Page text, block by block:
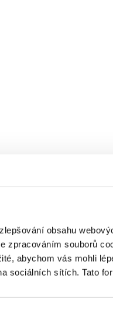
obsahu
zpracováním souborů
abychom vás mohli
sociálních sítích. Tato